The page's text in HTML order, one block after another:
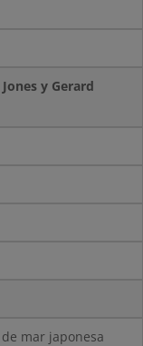
y Gerard
mar japonesa